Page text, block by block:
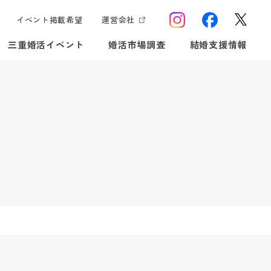
イベント掲載希望 運営会社
三重婚活イベント 婚活市場調査 結婚支援情報